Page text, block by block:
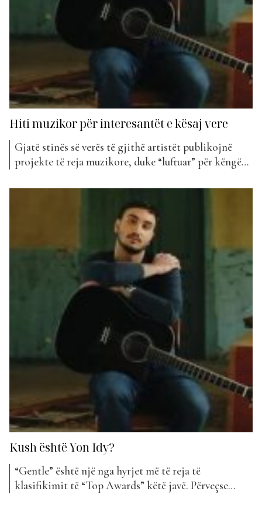
Hiti muzikor për interesantët e kësaj vere
Gjatë stinës së verës të gjithë artistët publikojnë
projekte të reja muzikore, duke “luftuar” për këngën
këngët ritmike ato që marrin votat maksimale, kjo
verë vjen ndryshe pasi artisti më i ri, Yon Idy, ka
vendosur të sjellë një...
Kush është Yon Idy?
“Gentle” është një nga hyrjet më të reja të
klasifikimit të “Top Awards” këtë javë. Përveçse